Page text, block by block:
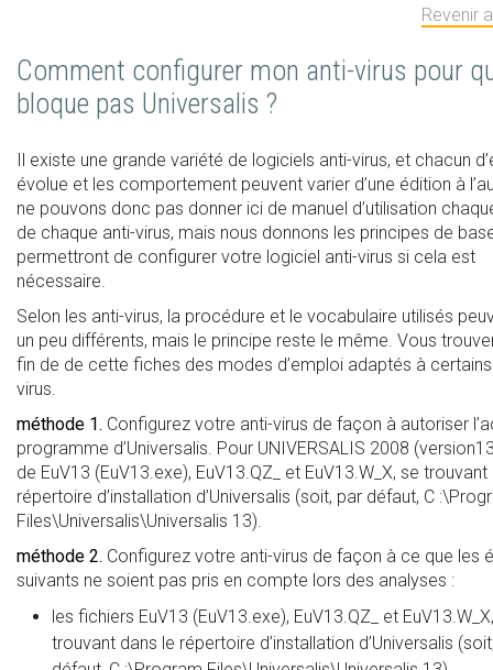
Revenir
Comment configurer mon anti-virus pour
bloque pas Universalis ?
Il existe une grande variété de logiciels anti-virus, et chacun
évolue et les comportement peuvent varier d’une édition à
ne pouvons donc pas donner ici de manuel d’utilisation
de chaque anti-virus, mais nous donnons les principes de
permettront de configurer votre logiciel anti-virus si cela est
nécessaire.
Selon les anti-virus, la procédure et le vocabulaire utilisés
un peu différents, mais le principe reste le même. Vous
fin de de cette fiches des modes d’emploi adaptés à
virus.
méthode 1. Configurez votre anti-virus de façon à autoriser
programme d’Universalis. Pour UNIVERSALIS 2008
de EuV13 (EuV13.exe), EuV13.QZ_ et EuV13.W_X, se
répertoire d’installation d’Universalis (soit, par défaut, C
Files\Universalis\Universalis 13).
méthode 2. Configurez votre anti-virus de façon à ce que les
suivants ne soient pas pris en compte lors des analyses :
les fichiers EuV13 (EuV13.exe), EuV13.QZ_ et
trouvant dans le répertoire d’installation d’Universalis